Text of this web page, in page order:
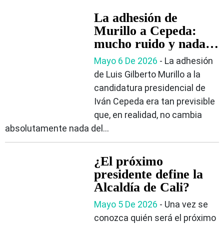
La adhesión de
Murillo a Cepeda:
mucho ruido y nada
de votos
Mayo 6 De 2026 - La adhesión
de Luis Gilberto Murillo a la
candidatura presidencial de
Iván Cepeda era tan previsible
que, en realidad, no cambia
absolutamente nada del...
¿El próximo
presidente define la
Alcaldía de Cali?
Mayo 5 De 2026 - Una vez se
conozca quién será el próximo